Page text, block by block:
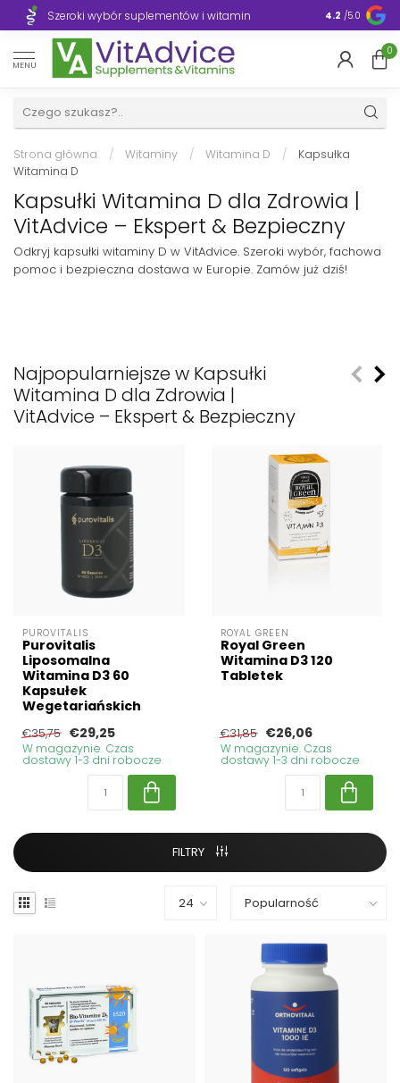
Szeroki wybór suplementów i witamin 4.2 /5.0
MENU
0
Strona główna / Witaminy / Witamina D /
Kapsułka
Witamina D
Kapsułki Witamina D dla Zdrowia |
VitAdvice – Ekspert & Bezpieczny
Odkryj kapsułki witaminy D w VitAdvice. Szeroki wybór, fachowa
pomoc i bezpieczna dostawa w Europie. Zamów już dziś!
Najpopularniejsze w Kapsułki
Witamina D dla Zdrowia |
VitAdvice – Ekspert & Bezpieczny
PUROVITALIS
Purovitalis
Liposomalna
Witamina D3 60
Kapsułek
Wegetariańskich
€35,75 €29,25
W magazynie. Czas
dostawy 1-3 dni robocze
ROYAL GREEN
Royal Green
Witamina D3 120
Tabletek
€31,85 €26,06
W magazynie. Czas
dostawy 1-3 dni robocze
FILTRY